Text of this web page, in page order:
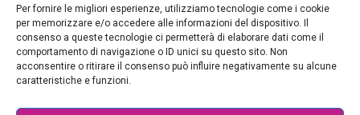
Per fornire le migliori esperienze, utilizziamo tecnologie come i cookie
per memorizzare e/o accedere alle informazioni del dispositivo. Il
consenso a queste tecnologie ci permetterà di elaborare dati come il
comportamento di navigazione o ID unici su questo sito. Non
acconsentire o ritirare il consenso può influire negativamente su alcune
caratteristiche e funzioni.
TWITTER
GOOGLE
YOUTUBE